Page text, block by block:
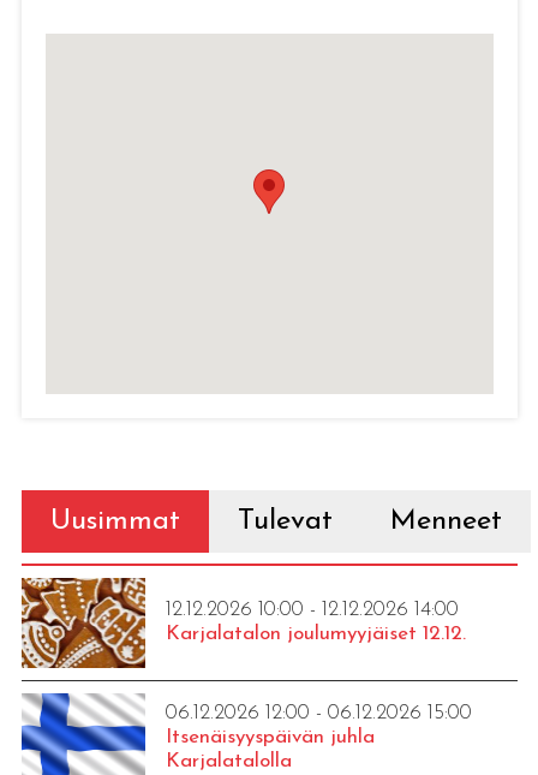
Uusimmat Tulevat Menneet
12.12.2026 10:00 - 12.12.2026 14:00
Karjalatalon joulumyyjäiset 12.12.
06.12.2026 12:00 - 06.12.2026 15:00
Itsenäisyyspäivän juhla
Karjalatalolla